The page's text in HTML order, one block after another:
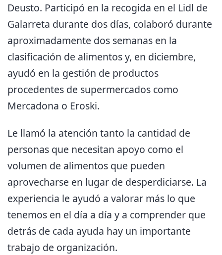
Deusto. Participó en la recogida en el Lidl de
Galarreta durante dos días, colaboró durante
aproximadamente dos semanas en la
clasificación de alimentos y, en diciembre,
ayudó en la gestión de productos
procedentes de supermercados como
Mercadona o Eroski.
Le llamó la atención tanto la cantidad de
personas que necesitan apoyo como el
volumen de alimentos que pueden
aprovecharse en lugar de desperdiciarse. La
experiencia le ayudó a valorar más lo que
tenemos en el día a día y a comprender que
detrás de cada ayuda hay un importante
trabajo de organización.